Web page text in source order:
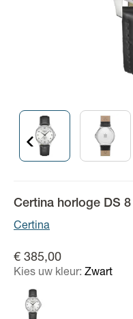
Certina horloge DS
Certina
€ 385,00
Kies uw kleur: Zwart